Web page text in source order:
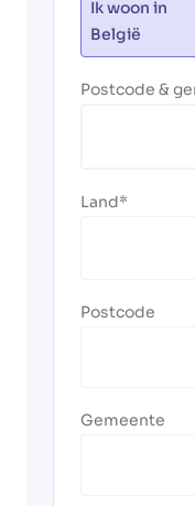
Ik woon in
België
Postcode &
Land
Postcode
Gemeente